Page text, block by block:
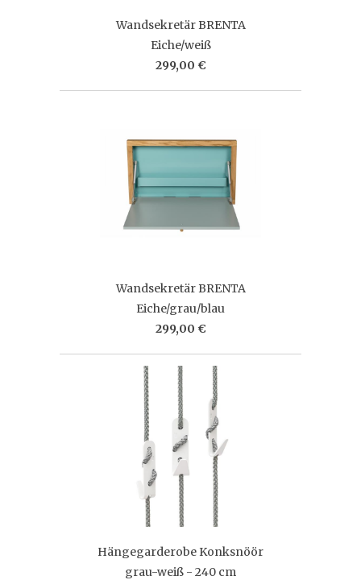
Wandsekretär BRENTA
Eiche/weiß
299,00 €
Wandsekretär BRENTA
Eiche/grau/blau
299,00 €
Hängegarderobe Konksnöör
grau-weiß - 240 cm